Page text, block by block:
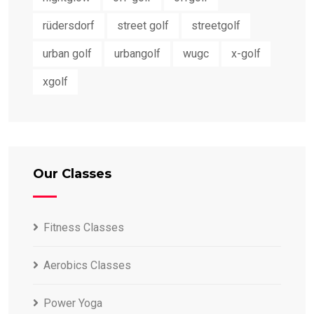
rüdersdorf street golf streetgolf
urban golf urbangolf wugc x-golf
xgolf
Our Classes
Fitness Classes
Aerobics Classes
Power Yoga